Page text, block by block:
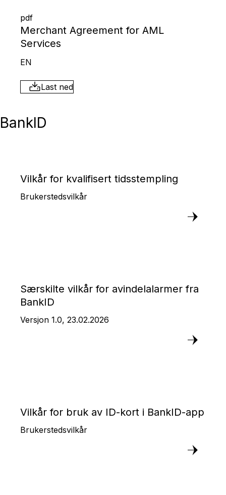
pdf
Merchant Agreement for AML
Services
EN
Last ned
BankID
Vilkår for kvalifisert tidsstempling
Brukerstedsvilkår
Særskilte vilkår for avindelalarmer fra
BankID
Versjon 1.0, 23.02.2026
Vilkår for bruk av ID-kort i BankID-app
Brukerstedsvilkår